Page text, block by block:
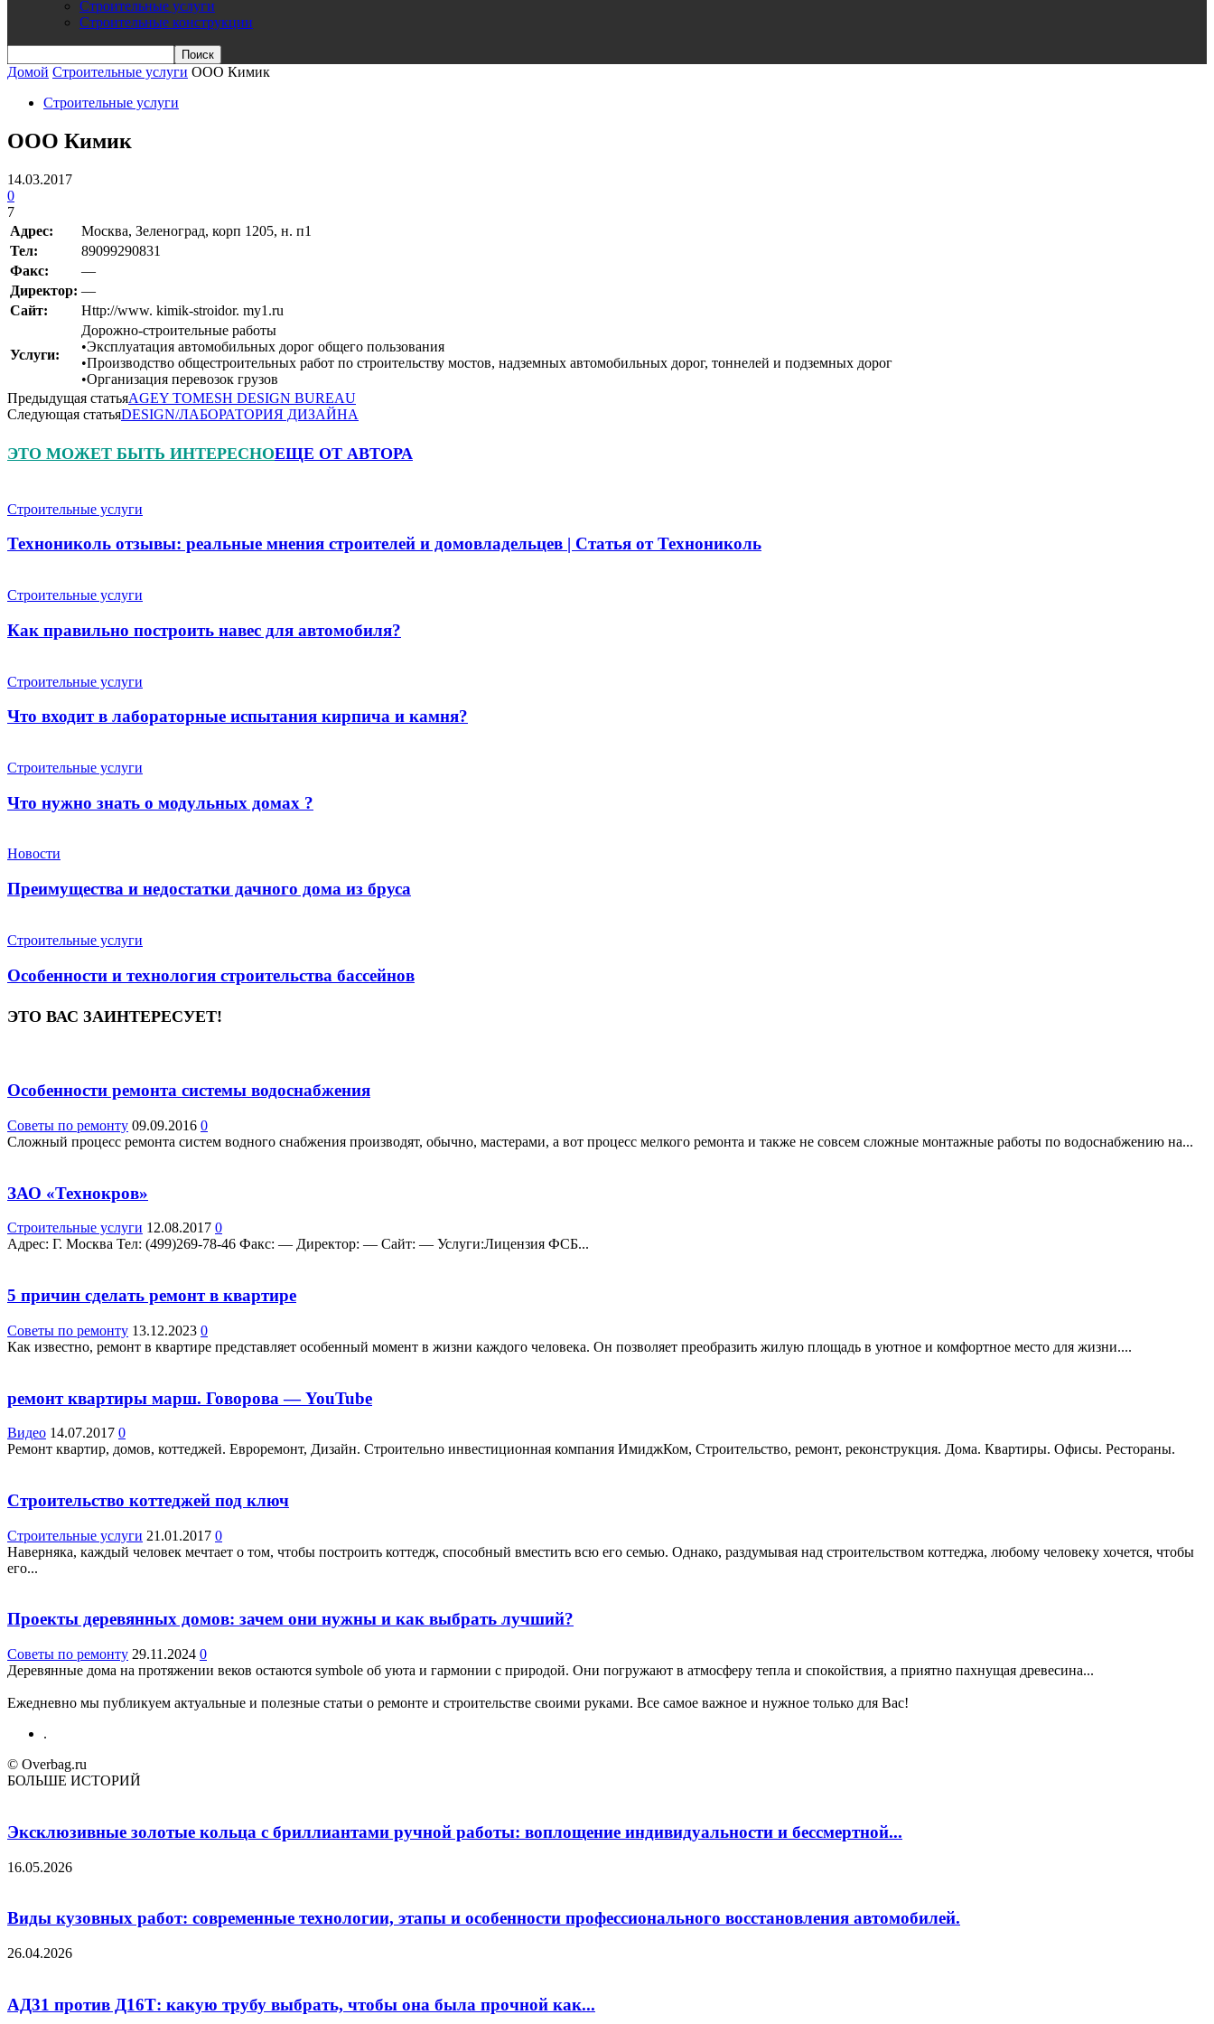
Строительные услуги
Строительные конструкции
Домой Строительные услуги ООО Кимик
Строительные услуги
ООО Кимик
14.03.2017
0
7
Адрес:
Москва, Зеленоград, корп 1205, н. п1
Teл:
89099290831
Факс:
—
Директор: —
Сайт:
Http://www. kimik-stroidor. my1.ru
Услуги:
Дорожно-строительные работы
•Эксплуатация автомобильных дорог общего пользования
•Производство общестроительных работ по строительству мостов, надземных автомобильных дорог, тоннелей и подземных дорог
•Организация перевозок грузов
Предыдущая статьяAGEY TOMESH DESIGN BUREAU
Следующая статьяDESIGN/ЛАБОРАТОРИЯ ДИЗАЙНА
ЭТО МОЖЕТ БЫТЬ ИНТЕРЕСНОЕЩЕ ОТ АВТОРА
Строительные услуги
Технониколь отзывы: реальные мнения строителей и домовладельцев | Статья от Технониколь
Строительные услуги
Как правильно построить навес для автомобиля?
Строительные услуги
Что входит в лабораторные испытания кирпича и камня?
Строительные услуги
Что нужно знать о модульных домах ?
Новости
Преимущества и недостатки дачного дома из бруса
Строительные услуги
Особенности и технология строительства бассейнов
ЭТО ВАС ЗАИНТЕРЕСУЕТ!
Особенности ремонта системы водоснабжения
Советы по ремонту 09.09.2016 0
Сложный процесс ремонта систем водного снабжения производят, обычно, мастерами, а вот процесс мелкого ремонта и также не совсем сложные монтажные работы по водоснабжению на...
ЗАО «Технокров»
Строительные услуги 12.08.2017 0
Адрес: Г. Москва Teл: (499)269-78-46 Факс: — Директор: — Сайт: — Услуги:Лицензия ФСБ...
5 причин сделать ремонт в квартире
Советы по ремонту 13.12.2023 0
Как известно, ремонт в квартире представляет особенный момент в жизни каждого человека. Он позволяет преобразить жилую площадь в уютное и комфортное место для жизни....
ремонт квартиры марш. Говорова — YouTube
Видео 14.07.2017 0
Ремонт квартир, домов, коттеджей. Евроремонт, Дизайн. Строительно инвестиционная компания ИмиджКом, Строительство, ремонт, реконструкция. Дома. Квартиры. Офисы. Рестораны.
Строительство коттеджей под ключ
Строительные услуги 21.01.2017 0
Наверняка, каждый человек мечтает о том, чтобы построить коттедж, способный вместить всю его семью. Однако, раздумывая над строительством коттеджа, любому человеку хочется, чтобы
его...
Проекты деревянных домов: зачем они нужны и как выбрать лучший?
Советы по ремонту 29.11.2024 0
Деревянные дома на протяжении веков остаются symbole об уюта и гармонии с природой. Они погружают в атмосферу тепла и спокойствия, а приятно пахнущая древесина...
Ежедневно мы публикуем актуальные и полезные статьи о ремонте и строительстве своими руками. Все самое важное и нужное только для Вас!
.
© Overbag.ru
БОЛЬШЕ ИСТОРИЙ
Эксклюзивные золотые кольца с бриллиантами ручной работы: воплощение индивидуальности и бессмертной...
16.05.2026
Виды кузовных работ: современные технологии, этапы и особенности профессионального восстановления автомобилей.
26.04.2026
АД31 против Д16Т: какую трубу выбрать, чтобы она была прочной как...